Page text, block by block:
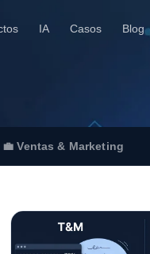
IA Casos Blog
💼 Ventas & Marketing